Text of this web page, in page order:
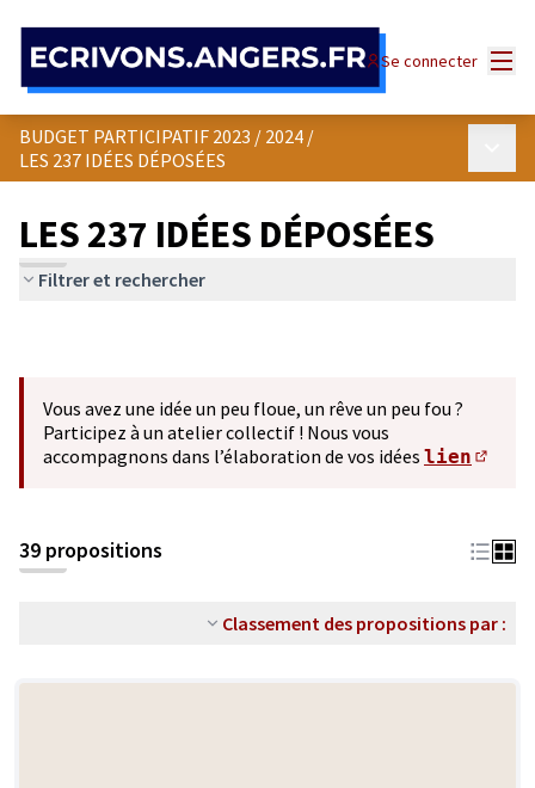
Se connecter
BUDGET PARTICIPATIF 2023 / 2024 /
LES 237 IDÉES DÉPOSÉES
LES 237 IDÉES DÉPOSÉES
Filtrer et rechercher
Vous avez une idée un peu floue, un rêve un peu fou ?
Participez à un atelier collectif ! Nous vous
accompagnons dans l’élaboration de vos idées lien
39 propositions
Classement des propositions par :